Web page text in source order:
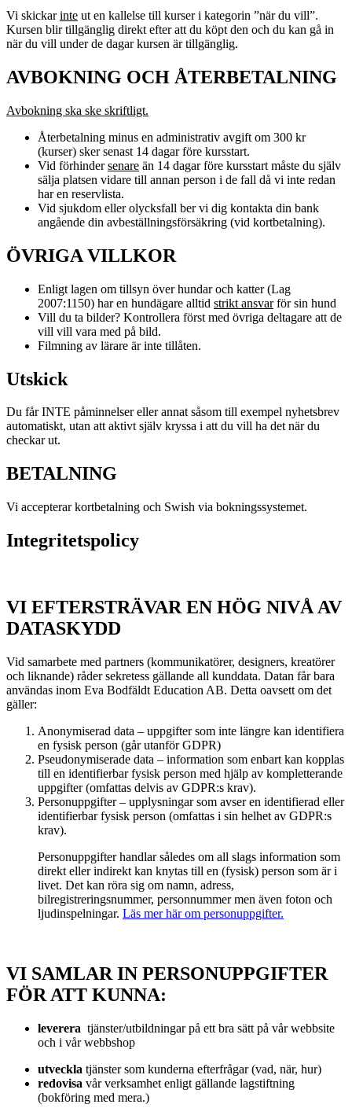
Vi skickarinte ut en kallelse till kurser i kategorin ”när du vill”.
Kursen blir tillgänglig direkt efter att du köpt den och du kan gå in
när du vill under de dagar kursen är tillgänglig.
AVBOKNING OCH ÅTERBETALNING
Avbokning ska ske skriftligt.
Återbetalning minus en administrativ avgift om 300 kr
(kurser) sker senast 14 dagar före kursstart.
Vid förhindersenare än 14 dagar före kursstart måste du själv
sälja platsen vidare till annan person i de fall då vi inte redan
har en reservlista.
Vid sjukdom eller olycksfall ber vi dig kontakta din bank
angående din avbeställningsförsäkring (vid kortbetalning).
ÖVRIGA VILLKOR
Enligt lagen om tillsyn över hundar och katter (Lag
2007:1150) har en hundägare alltid strikt ansvarför sin hund
Vill du ta bilder? Kontrollera först med övriga deltagare att de
vill vill vara med på bild.
Filmning av lärare är inte tillåten.
Utskick
Du får INTE påminnelser eller annat såsom till exempel nyhetsbrev
automatiskt, utan att aktivt själv kryssa i att du vill ha det när du
checkar ut.
BETALNING
Vi accepterar kortbetalning och Swish via bokningssystemet.
Integritetspolicy
VI EFTERSTRÄVAR EN HÖG NIVÅ AV
DATASKYDD
Vid samarbete med partners (kommunikatörer, designers, kreatörer
och liknande) råder sekretess gällande all kunddata. Datan får bara
användas inom Eva Bodfäldt Education AB. Detta oavsett om det
gäller:
Anonymiserad data – uppgifter som inte längre kan identifiera
en fysisk person (går utanför GDPR)
Pseudonymiserade data – information som enbart kan kopplas
till en identifierbar fysisk person med hjälp av kompletterande
uppgifter (omfattas delvis av GDPR:s krav).
Personuppgifter – upplysningar som avser en identifierad eller
identifierbar fysisk person (omfattas i sin helhet av GDPR:s
krav).
Personuppgifter handlar således om all slags information som
direkt eller indirekt kan knytas till en (fysisk) person som är i
livet. Det kan röra sig om namn, adress,
bilregistreringsnummer, personnummer men även foton och
ljudinspelningar. Läs mer här om personuppgifter.
VI SAMLAR IN PERSONUPPGIFTER
FÖR ATT KUNNA:
leverera tjänster/utbildningar på ett bra sätt på vår webbsite
och i vår webbshop
utveckla tjänster som kunderna efterfrågar (vad, när, hur)
redovisa vår verksamhet enligt gällande lagstiftning
(bokföring med mera.)